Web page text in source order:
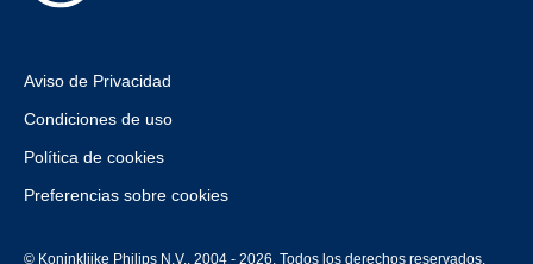
Aviso de Privacidad
Condiciones de uso
Política de cookies
Preferencias sobre cookies
© Koninklijke Philips N.V., 2004 - 2026. Todos los derechos reservados.